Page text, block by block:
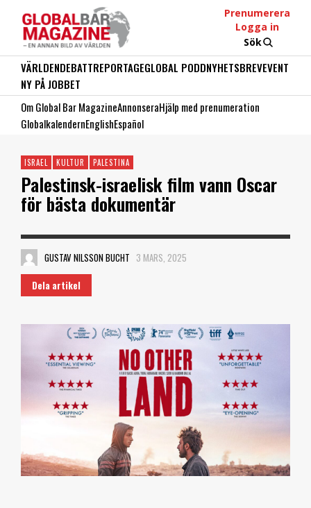
Prenumerera
Logga in
Sök
VÄRLDENDEBATTREPORTAGEGLOBAL PODDNYHETSBREVEVENT
NY PÅ JOBBET
Om Global Bar MagazineAnnonseraHjälp med prenumeration
GlobalkalendernEnglishEspañol
ISRAEL KULTUR PALESTINA
Palestinsk-israelisk film vann Oscar
för bästa dokumentär
GUSTAV NILSSON BUCHT 3 MARS, 2025
Dela artikel